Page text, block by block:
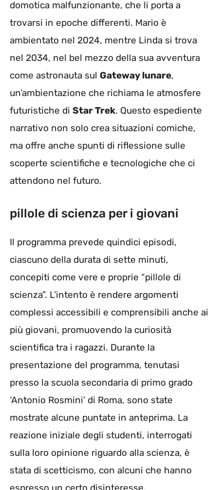
domotica malfunzionante, che li porta a
trovarsi in epoche differenti. Mario è
ambientato nel 2024, mentre Linda si trova
nel 2034, nel bel mezzo della sua avventura
come astronauta sul Gateway lunare,
un’ambientazione che richiama le atmosfere
futuristiche di Star Trek. Questo espediente
narrativo non solo crea situazioni comiche,
ma offre anche spunti di riflessione sulle
scoperte scientifiche e tecnologiche che ci
attendono nel futuro.
pillole di scienza per i giovani
Il programma prevede quindici episodi,
ciascuno della durata di sette minuti,
concepiti come vere e proprie “pillole di
scienza”. L’intento è rendere argomenti
complessi accessibili e comprensibili anche ai
più giovani, promuovendo la curiosità
scientifica tra i ragazzi. Durante la
presentazione del programma, tenutasi
presso la scuola secondaria di primo grado
‘Antonio Rosmini’ di Roma, sono state
mostrate alcune puntate in anteprima. La
reazione iniziale degli studenti, interrogati
sulla loro opinione riguardo alla scienza, è
stata di scetticismo, con alcuni che hanno